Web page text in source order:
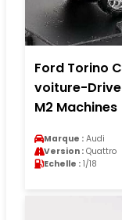
Ford Torino
voiture-
M2 Machines
Marque : Audi
Version : Quattro
Echelle : 1/18